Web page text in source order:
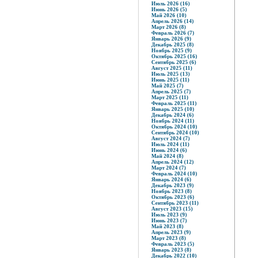
Июль 2026 (16)
Июнь 2026 (5)
Май 2026 (10)
Апрель 2026 (14)
Март 2026 (8)
Февраль 2026 (7)
Январь 2026 (9)
Декабрь 2025 (8)
Ноябрь 2025 (9)
Октябрь 2025 (16)
Сентябрь 2025 (6)
Август 2025 (11)
Июль 2025 (13)
Июнь 2025 (11)
Май 2025 (7)
Апрель 2025 (7)
Март 2025 (11)
Февраль 2025 (11)
Январь 2025 (10)
Декабрь 2024 (6)
Ноябрь 2024 (11)
Октябрь 2024 (10)
Сентябрь 2024 (10)
Август 2024 (7)
Июль 2024 (11)
Июнь 2024 (6)
Май 2024 (8)
Апрель 2024 (12)
Март 2024 (7)
Февраль 2024 (10)
Январь 2024 (6)
Декабрь 2023 (9)
Ноябрь 2023 (8)
Октябрь 2023 (6)
Сентябрь 2023 (11)
Август 2023 (15)
Июль 2023 (9)
Июнь 2023 (7)
Май 2023 (8)
Апрель 2023 (9)
Март 2023 (8)
Февраль 2023 (5)
Январь 2023 (8)
Декабрь 2022 (10)